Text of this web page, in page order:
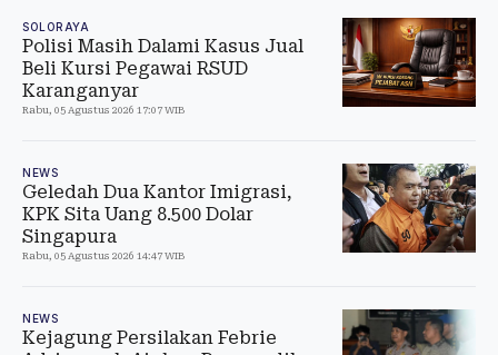
SOLORAYA
Polisi Masih Dalami Kasus Jual
Beli Kursi Pegawai RSUD
Karanganyar
Rabu, 05 Agustus 2026 17:07 WIB
NEWS
Geledah Dua Kantor Imigrasi,
KPK Sita Uang 8.500 Dolar
Singapura
Rabu, 05 Agustus 2026 14:47 WIB
NEWS
Kejagung Persilakan Febrie